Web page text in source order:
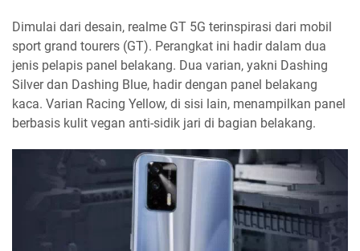
Dimulai dari desain, realme GT 5G terinspirasi dari mobil
sport grand tourers (GT). Perangkat ini hadir dalam dua
jenis pelapis panel belakang. Dua varian, yakni Dashing
Silver dan Dashing Blue, hadir dengan panel belakang
kaca. Varian Racing Yellow, di sisi lain, menampilkan panel
berbasis kulit vegan anti-sidik jari di bagian belakang.